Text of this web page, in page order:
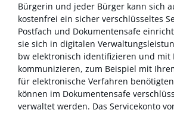
Bürgerin und jeder Bürger kann sich
kostenfrei ein sicher verschlüsseltes
Postfach und Dokumentensafe
sie sich in digitalen
bw elektronisch identifizieren und mit
kommunizieren, zum Beispiel mit
für elektronische Verfahren
können im Dokumentensafe
verwaltet werden. Das Servicekonto